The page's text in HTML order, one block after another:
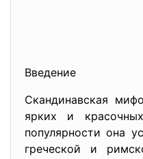
Введение
Скандинавская
ярких и
популярности она
греческой и